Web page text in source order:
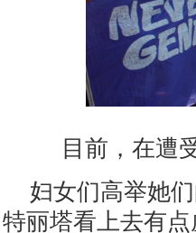
目前，在遭
妇女们高举她
特丽塔看上去有